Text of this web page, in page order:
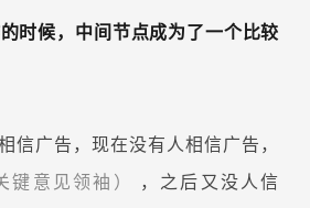
时候，中间节点成为了一个比较
信广告，现在没有人相信广告，
键意见领袖）
，之后又没人信